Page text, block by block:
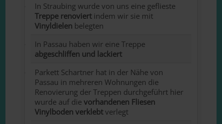
In Straubing wurde von uns eine geflieste
Treppe renoviertindem wir sie mit
Vinyldielen belegten
In Passau haben wir eine Treppe
abgeschliffen und lackiert
Parkett Schartner hat in der Nähe von
Passau in mehreren Wohnungen die
Renovierung der Treppen durchgeführt hier
wurde auf dievorhandenen Fliesen
Vinylboden verklebtverlegt